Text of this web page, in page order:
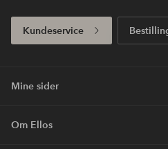
Kundeservice
Mine sider
Om Ellos